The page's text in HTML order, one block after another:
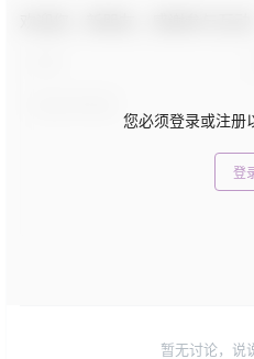
您必须登录或注册
登
暂无讨论，说